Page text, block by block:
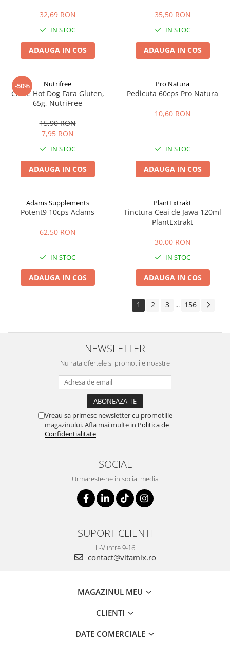
32,69 RON
IN STOC
ADAUGA IN COS
35,50 RON
IN STOC
ADAUGA IN COS
-50% Nutrifree
Chifle Hot Dog Fara Gluten,
65g, NutriFree
15,90 RON
7,95 RON
IN STOC
ADAUGA IN COS
Pro Natura
Pedicuta 60cps Pro Natura
10,60 RON
IN STOC
ADAUGA IN COS
Adams Supplements
Potent9 10cps Adams
62,50 RON
IN STOC
ADAUGA IN COS
PlantExtrakt
Tinctura Ceai de Jawa 120ml
PlantExtrakt
30,00 RON
IN STOC
ADAUGA IN COS
1 2 3 ... 156
NEWSLETTER
Nu rata ofertele si promotiile noastre
Vreau sa primesc newsletter cu promotiile
magazinului. Afla mai multe in Politica de
Confidentialitate
SOCIAL
Urmareste-ne in social media
SUPORT CLIENTI
L-V intre 9-16
contact@vitamix.ro
MAGAZINUL MEU
CLIENTI
DATE COMERCIALE